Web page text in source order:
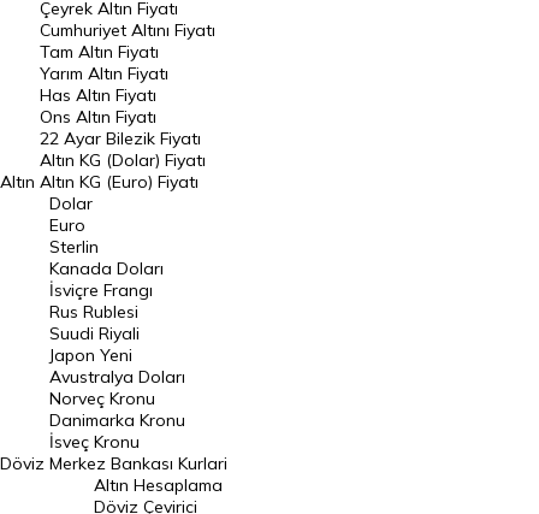
Endeksler
DÖVİZ
Döviz Kuru
Dolar Kuru
Euro Kuru
Pound Kuru
Frank Kuru
Riyal Kuru
Avustralya Doları
Danimarka Kronu Kuru
Kanada Doları Kuru
Norveç Kronu Kuru
İsveç Kronu Kuru
Altın
Çeyrek Altın Fiyatı
Cumhuriyet Altını Fiyatı
Tam Altın Fiyatı
Yarım Altın Fiyatı
Has Altın Fiyatı
Ons Altın Fiyatı
22 Ayar Bilezik Fiyatı
Altın KG (Dolar) Fiyatı
Altın KG (Euro) Fiyatı
Döviz
Dolar
Euro
Sterlin
Kanada Doları
İsviçre Frangı
Rus Rublesi
Suudi Riyali
Japon Yeni
Avustralya Doları
Norveç Kronu
Danimarka Kronu
İsveç Kronu
Merkez Bankası Kurlari
Altın Hesaplama
Döviz Çevirici